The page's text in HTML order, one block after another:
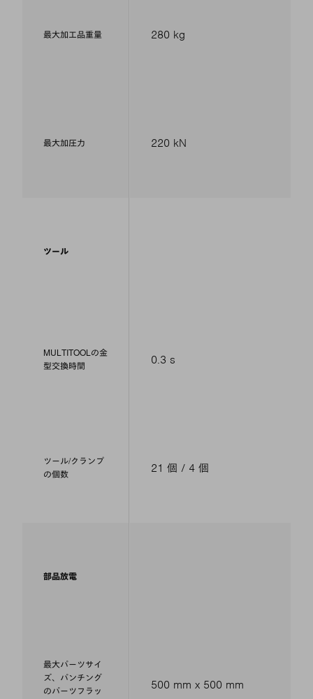
最大加工品重量
最大加圧力
ツール
MULTITOOLの金
型交換時間
ツール/クランプ
の個数
部品放電
最大パーツサイ
ズ、パンチング
のパーツフラッ
280 kg
220 kN
0.3 s
21 個 / 4 個
500 mm x 500 mm